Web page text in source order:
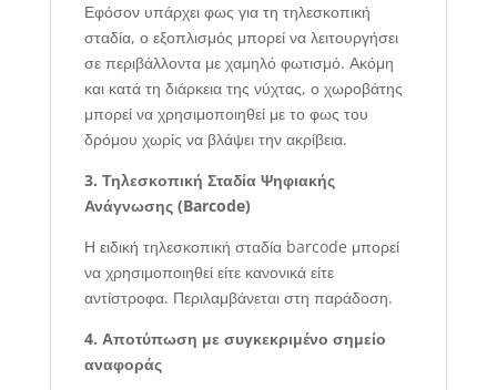
Εφόσον υπάρχει φως για τη τηλεσκοπική
σταδία, ο εξοπλισμός μπορεί να λειτουργήσει
σε περιβάλλοντα με χαμηλό φωτισμό. Ακόμη
και κατά τη διάρκεια της νύχτας, ο χωροβάτης
μπορεί να χρησιμοποιηθεί με το φως του
δρόμου χωρίς να βλάψει την ακρίβεια.
3. Τηλεσκοπική Σταδία Ψηφιακής
Ανάγνωσης (Barcode)
Η ειδική τηλεσκοπική σταδία barcode μπορεί
να χρησιμοποιηθεί είτε κανονικά είτε
αντίστροφα. Περιλαμβάνεται στη παράδοση.
4. Αποτύπωση με συγκεκριμένο σημείο
αναφοράς